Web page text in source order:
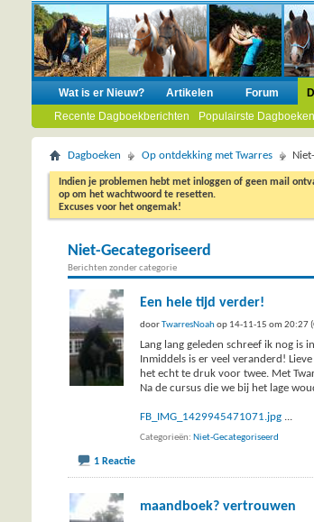
Wat is er Nieuw? Artikelen Forum
Recente Dagboekberichten
Populairste Dagboeken
Dagboeken Op ontdekking met Twarres
Indien je problemen hebt met inloggen of geen mail
op om het wachtwoord te resetten.
Excuses voor het ongemak!
Niet-Gecategoriseerd
Berichten zonder categorie
Een hele tijd verder!
doorTwarresNoahop 14-11-15 om 20:27
Lang lang geleden schreef ik nog is
Inmiddels is er veel veranderd!
het echt te druk voor twee. Met
Na de cursus die we bij het lage
FB_IMG_1429945471071.jpg ...
Categorieën Niet-Gecategoriseerd
1 Reactie
maandboek? vertrouwen